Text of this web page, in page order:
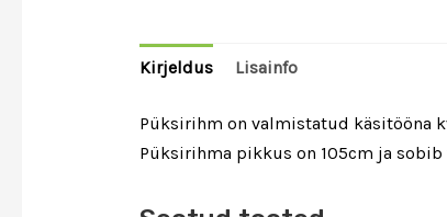
Kirjeldus Lisainfo
Püksirihm on valmistatud käsitööna
Püksirihma pikkus on 105cm ja